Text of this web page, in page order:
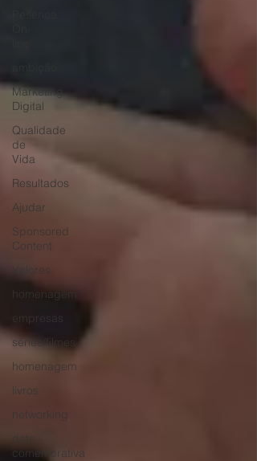
Marketing
Digital
Qualidade
de
Vida
Resultados
Ajudar
Sponsored
Content
Valores
homenagem
empresas
séries/filmes
homenagem
livros
networking
data
comemorativa